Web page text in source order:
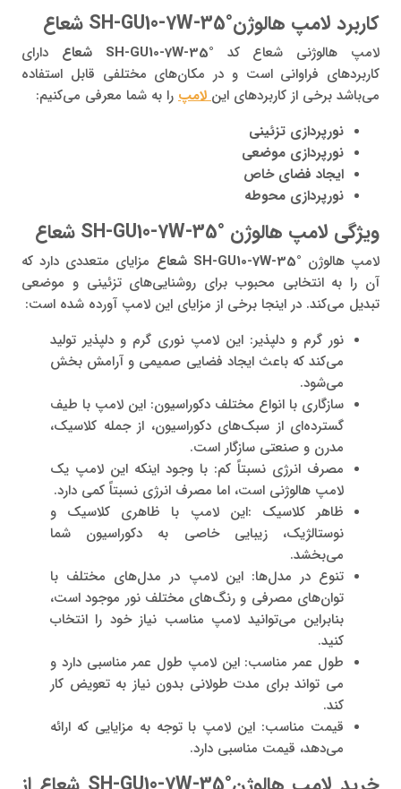
کاربرد لامپ هالوژنSH-GU10-7W-35° شعاع
لامپ هالوژنی شعاع کد SH-GU10-7W-35° شعاع
دارای
کاربردهای فراوانی است و در مکان‌های مختلفی قابل استفاده
می‌باشد برخی از کاربردهای اینلامپ را به شما معرفی می‌کنیم:
نورپردازی تزئینی
نورپردازی موضعی
ایجاد فضای خاص
نورپردازی محوطه
ویژگی لامپ هالوژن SH-GU10-7W-35° شعاع
لامپ هالوژن SH-GU10-7W-35° شعاع
مزایای متعددی دارد که
آن را به انتخابی محبوب برای روشنایی‌های تزئینی و موضعی
تبدیل می‌کند. در اینجا برخی از مزایای این لامپ آورده شده است:
نور گرم و دلپذیر: این لامپ نوری گرم و دلپذیر تولید
می‌کند که باعث ایجاد فضایی صمیمی و آرامش بخش
می‌شود.
سازگاری با انواع مختلف دکوراسیون: این لامپ با طیف
گسترده‌ای از سبک‌های دکوراسیون، از جمله کلاسیک،
مدرن و صنعتی سازگار است.
مصرف انرژی نسبتاً کم: با وجود اینکه این لامپ یک
لامپ هالوژنی است، اما مصرف انرژی نسبتاً کمی دارد.
ظاهر کلاسیک :این لامپ با ظاهری کلاسیک و
نوستالژیک، زیبایی خاصی به دکوراسیون شما
می‌بخشد.
تنوع در مدل‌ها: این لامپ در مدل‌های مختلف با
توان‌های مصرفی و رنگ‌های مختلف نور موجود است،
بنابراین می‌توانید لامپ مناسب نیاز خود را انتخاب
کنید.
طول عمر مناسب: این لامپ طول عمر مناسبی دارد و
می تواند برای مدت طولانی بدون نیاز به تعویض کار
کند.
قیمت مناسب: این لامپ با توجه به مزایایی که ارائه
می‌دهد، قیمت مناسبی دارد.